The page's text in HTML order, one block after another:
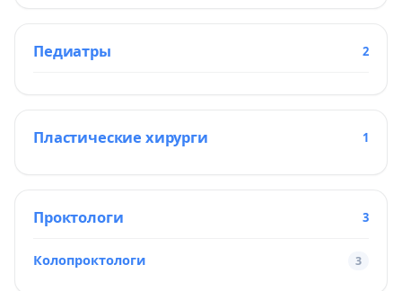
Педиатры 2
Пластические хирурги 1
Проктологи 3
Колопроктологи 3